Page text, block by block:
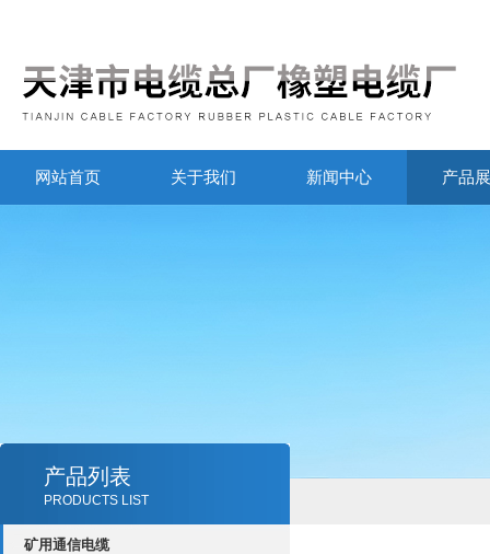
网站首页 关于我们 新闻中心 产品
产品列表
PRODUCTS LIST
矿用通信电缆